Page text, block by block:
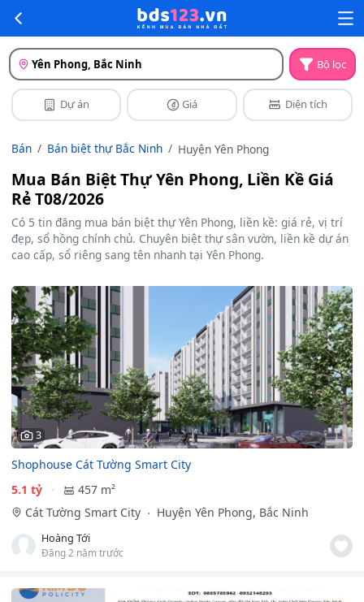
Yên Phong, Bắc Ninh Bộ lọc
Dự án Giá Diện tích
Bán Bán biệt thự Bắc Ninh Huyện Yên Phong
Mua Bán Biệt Thự Yên Phong, Liền Kề Giá
Rẻ T08/2026
Có 5 tin đăng mua bán biệt thự Yên Phong, liền kề: giá rẻ, vị trí
đẹp, sổ hồng chính chủ. Chuyên biệt thự sân vườn, liền kề dự án
cao cấp, sổ riêng sang tên nhanh tại Yên Phong.
3
Shophouse Cát Tường Smart City
5.1 tỷ
457 m²
Cát Tường Smart City
Huyện Yên Phong, Bắc Ninh
Hoàng Tới
Đăng 2 năm trước